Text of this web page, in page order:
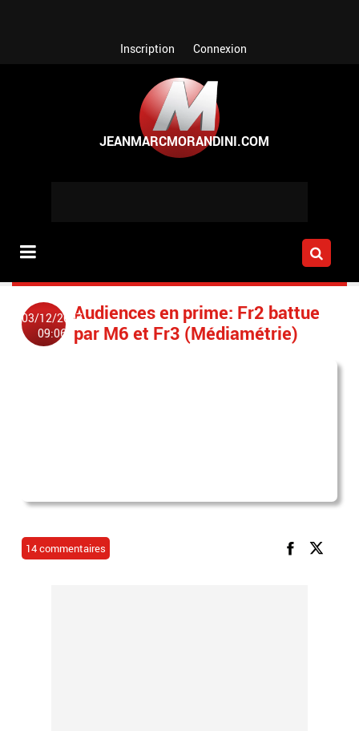
Inscription Connexion
03/12/2007
09:06
Audiences en prime: Fr2 battue
par M6 et Fr3 (Médiamétrie)
14 commentaires